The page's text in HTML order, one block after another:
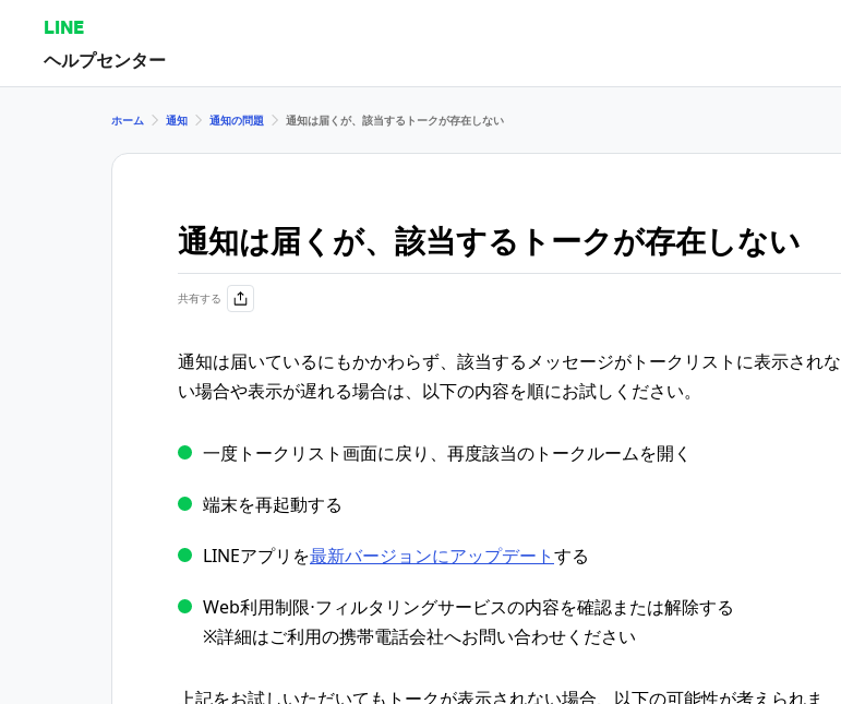
LINE
ヘルプセンター
ホーム 通知 通知の問題 通知は届くが、該当するトークが存在しない
通知は届くが、該当するトークが存在しない
共有する
通知は届いているにもかかわらず、該当するメッセージがトークリストに表示されな
い場合や表示が遅れる場合は、以下の内容を順にお試しください。
一度トークリスト画面に戻り、再度該当のトークルームを開く
端末を再起動する
LINEアプリを最新バージョンにアップデートする
Web利用制限⋅フィルタリングサービスの内容を確認または解除する
※詳細はご利用の携帯電話会社へお問い合わせください
上記をお試しいただいてもトークが表示されない場合、以下の可能性が考えられま